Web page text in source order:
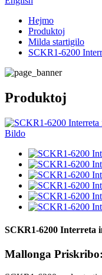
Hejmo
Produktoj
Milda startigilo
SCKR1-6200
Produktoj
SCKR1-6200 Interreta
Mallonga Priskribo: